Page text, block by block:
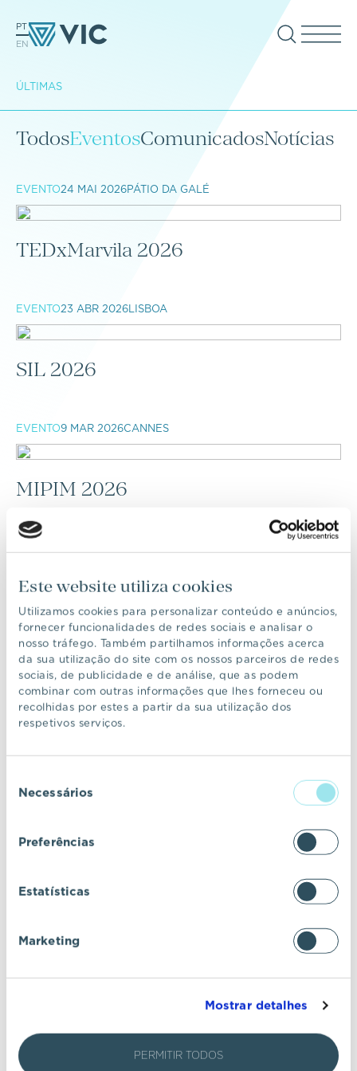
Este website utiliza cookies
Utilizamos cookies para personalizar conteúdo e anúncios,
fornecer funcionalidades de redes sociais e analisar o
nosso tráfego. Também partilhamos informações acerca
da sua utilização do site com os nossos parceiros de redes
sociais, de publicidade e de análise, que as podem
combinar com outras informações que lhes forneceu ou
recolhidas por estes a partir da sua utilização dos
respetivos serviços.
deNecessários
Preferências
Estatísticas
Marketing
Mostrar detalhes
PERMITIR TODOS
PT
EN
ÚLTIMAS
TodosEventosComunicadosNotícias
EVENTO24 MAI 2026PÁTIO DA GALÉ
TEDxMarvila 2026
EVENTO23 ABR 2026LISBOA
SIL 2026
EVENTO9 MAR 2026CANNES
MIPIM 2026
SO!CHRISTMAS
EVENTO 14 NOV 2025 FUNDAÇÃO GULBENKIAN
Exposição "Complexo Brasil"
EVENTO16 OUT 2025